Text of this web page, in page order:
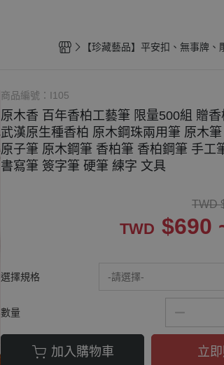
【珍藏藝品】平安扣、無事牌、
商品編號： I105
原木香 百年香柏工藝筆 限量500組 贈
武漢原生種香柏 原木鋼珠兩用筆 原木
原子筆 原木鋼筆 香柏筆 香柏鋼筆 手工
書寫筆 簽字筆 硬筆 練字 文具
TWD
TWD $690
選擇規格 -請選擇-
數量
加入購物車 立